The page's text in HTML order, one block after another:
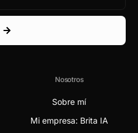
Nosotros
Sobre mí
Mi empresa: Brita IA